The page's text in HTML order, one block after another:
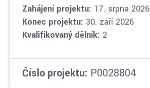
Zahájení projektu: 17. srpna 2026
Konec projektu: 30. září 2026
Kvalifikovaný dělník: 2
Číslo projektu: P0028804